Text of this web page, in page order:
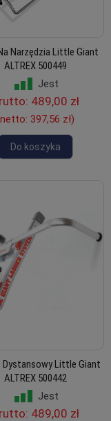
Narzędzia Little Giant
ALTREX 500449
Jest
489,00 zł
397,56 zł)
Do koszyka
Dystansowy Little Giant
ALTREX 500442
Jest
489,00 zł